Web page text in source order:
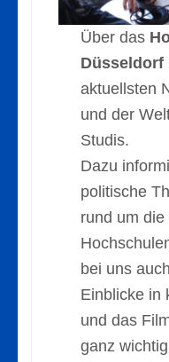
Über das
Düsseldorf
aktuellsten
und der
Studis.
Dazu
politische
rund um
bei uns
Einblicke in
und das
ganz